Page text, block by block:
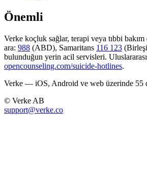
Önemli
Verke koçluk sağlar, terapi veya tıbbi
ara: 988 (ABD), Samaritans 116 123
bulunduğun yerin acil servisleri.
opencounseling.com/suicide-hotlines.
Verke — iOS, Android ve web üzerinde 55
© Verke AB
support@verke.co